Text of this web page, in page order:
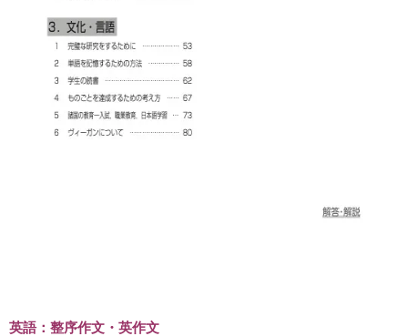
英語：整序作文・英作文